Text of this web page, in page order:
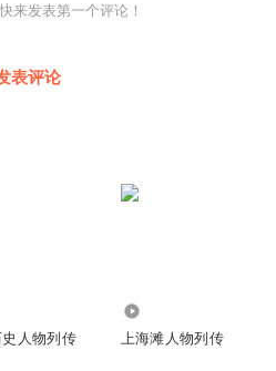
来发表第一个评论！
表评论
史人物列传 上海滩人物列传